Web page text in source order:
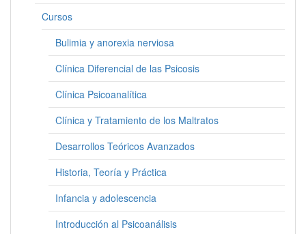
Cursos
Bulimia y anorexia nerviosa
Clínica Diferencial de las Psicosis
Clínica Psicoanalítica
Clínica y Tratamiento de los Maltratos
Desarrollos Teóricos Avanzados
Historia, Teoría y Práctica
Infancia y adolescencia
Introducción al Psicoanálisis